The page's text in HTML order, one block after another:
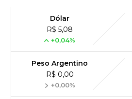
Dólar
R$ 5,08
+0,04%
Peso Argentino
R$ 0,00
+0,00%